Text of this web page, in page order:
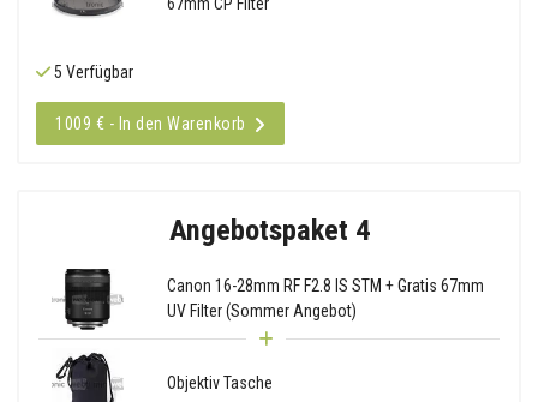
5 Verfügbar
1009 € - In den Warenkorb
Angebotspaket 4
Canon 16-28mm RF F2.8 IS STM + Gratis 67mm
UV Filter (Sommer Angebot)
Objektiv Tasche